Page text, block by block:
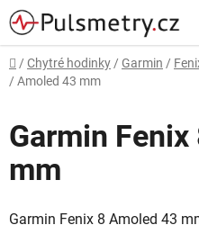
Přejít
na
obsah
Domů
/ Chytré hodinky / Garmin /
/ Amoled 43 mm
Garmin
mm
Garmin Fenix 8 Amoled 43